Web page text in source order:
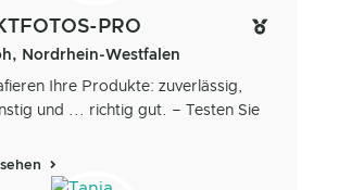
PRO
Nordrhein-Westfalen
Ihre Produkte: zuverlässig,
und ... richtig gut. – Testen Sie